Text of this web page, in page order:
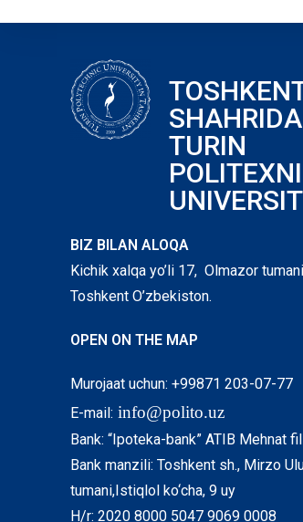
TURIN
BIZ BILAN ALOQA
Kichik xalqa yo’li 17, Olmazor
Toshkent O’zbekiston.
OPEN ON THE MAP
Murojaat uchun: +99871 203-07-77
E-mail: info@polito.uz
Bank: “Ipoteka-bank” ATIB Mehnat
Bank manzili: Toshkent sh., Mirzo
tumani,Istiqlol ko‘cha, 9 uy
H/r: 2020 8000 5047 9069 0008